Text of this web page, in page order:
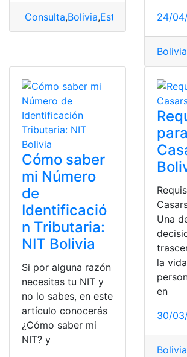
Consulta,Bolivia,Estudiante RUDE
24/
Bolivia
Cómo saber
mi Número
de
Identificació
n Tributaria:
NIT Bolivia
Si por alguna razón
necesitas tu NIT y
no lo sabes, en este
artículo conocerás
¿Cómo saber mi
NIT? y
para
Una
la
en
30/
Bolivia